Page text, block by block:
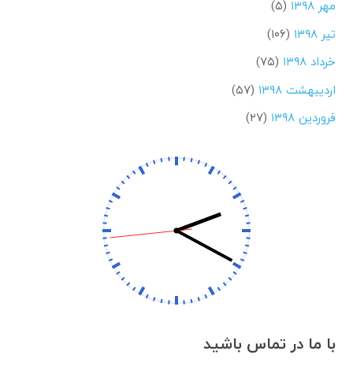
مهر ۱۳۹۸
(۵)
تیر ۱۳۹۸
(۱۰۶)
خرداد ۱۳۹۸
(۷۵)
اردیبهشت ۱۳۹۸
(۵۷)
فروردین ۱۳۹۸
(۲۷)
با ما در تماس باشید